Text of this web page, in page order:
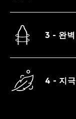
얇음과
3 - 완
미끄러
4 - 지